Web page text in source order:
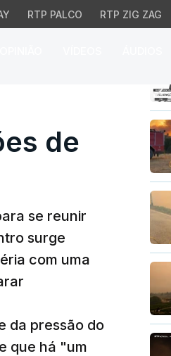
RTP PALCO RTP ZIG ZAG
de Trump
de
se reunir
surge
com uma
da pressão do
que há "um